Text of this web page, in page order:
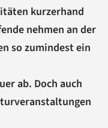
kurzerhand
nehmen an der
so zumindest ein
ab. Doch auch